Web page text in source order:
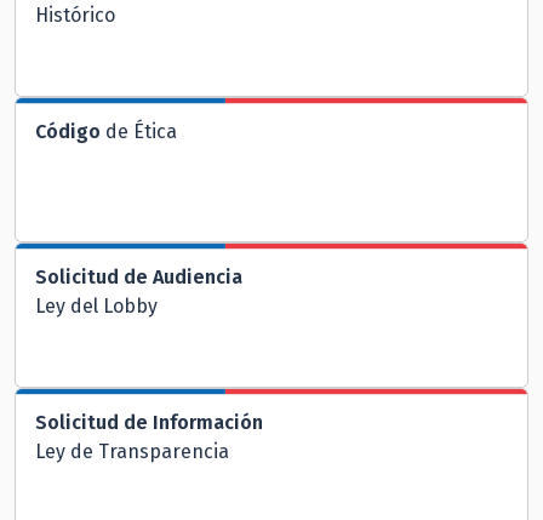
Histórico
Código de Ética
Solicitud de Audiencia
Ley del Lobby
Solicitud de Información
Ley de Transparencia